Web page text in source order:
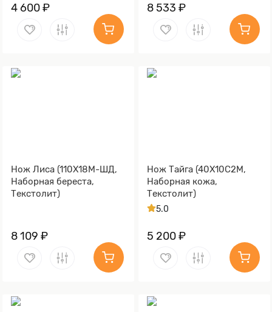
4 600 ₽ 8 533 ₽
Нож Лиса (110Х18М-ШД,
Наборная береста,
Текстолит)
8 109 ₽
Нож Тайга (40Х10С2М,
Наборная кожа,
Текстолит)
5.0
5 200 ₽